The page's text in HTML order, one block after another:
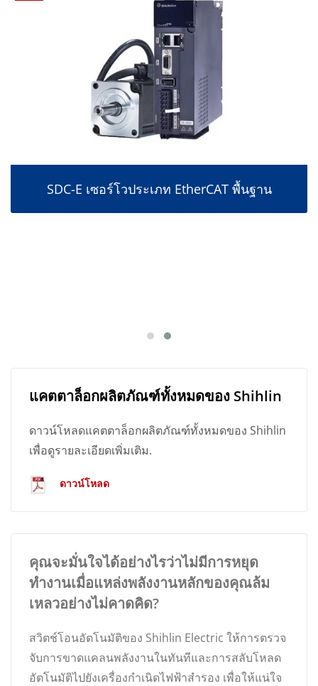
SDC-E เซอร์โวประเภท EtherCAT พื้นฐาน
แคตตาล็อกผลิตภัณฑ์ทั้งหมดของ Shihlin
ดาวน์โหลดแคตตาล็อกผลิตภัณฑ์ทั้งหมดของ Shihlin
เพื่อดูรายละเอียดเพิ่มเติม.
ดาวน์โหลด
คุณจะมั่นใจได้อย่างไรว่าไม่มีการหยุด
ทำงานเมื่อแหล่งพลังงานหลักของคุณล้ม
เหลวอย่างไม่คาดคิด?
สวิตช์โอนอัตโนมัติของ Shihlin Electric ให้การตรวจ
จับการขาดแคลนพลังงานในทันทีและการสลับโหลด
อัตโนมัติไปยังเครื่องกำเนิดไฟฟ้าสำรอง เพื่อให้แน่ใจ